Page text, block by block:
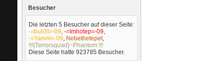
Besucher
Die letzten 5 Besucher auf dieser Seite:
-=bull3t=-09 -=Imhotep=-09
-=Yamm=-09 Nebethetepet,
!!!{Terrorsquad}~Phantom !!!
Diese Seite hatte 923785 Besucher.